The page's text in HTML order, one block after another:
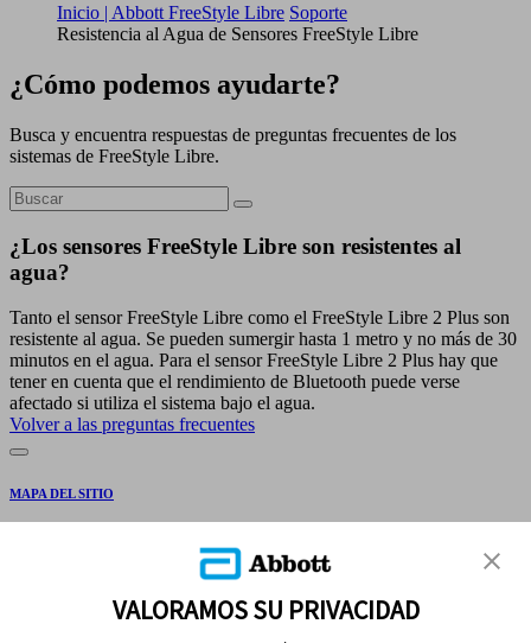
Inicio | Abbott FreeStyle Libre Soporte
Resistencia al Agua de Sensores FreeStyle Libre
¿Cómo podemos ayudarte?
Busca y encuentra respuestas de preguntas frecuentes de los
sistemas de FreeStyle Libre.
¿Los sensores FreeStyle Libre son resistentes al
agua?
Tanto el sensor FreeStyle Libre como el FreeStyle Libre 2 Plus son
resistente al agua. Se pueden sumergir hasta 1 metro y no más de 30
minutos en el agua. Para el sensor FreeStyle Libre 2 Plus hay que
tener en cuenta que el rendimiento de Bluetooth puede verse
afectado si utiliza el sistema bajo el agua.
Volver a las preguntas frecuentes
MAPA DEL SITIO
VALORAMOS SU PRIVACIDAD